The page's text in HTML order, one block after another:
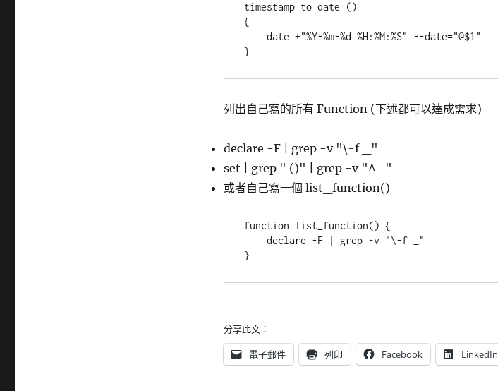
timestamp_to_date ()
{
}
列出自己寫的所有 Function (下述都可以達成需求)
declare -F | grep -v "\-f _"
set | grep " ()" | grep -v "^_"
或者自己寫一個 list_function()
function list_function() {
}
分享此文：
電子郵件 列印 Facebook LinkedIn